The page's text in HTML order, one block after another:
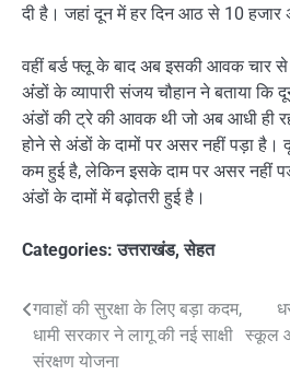
दी है। जहां दून में हर दिन आठ से 10 हजार
वहीं बर्ड फ्लू के बाद अब इसकी आवक चार से
अंंडों के व्यापारी संजय चौहान ने बताया
अंडों की ट्रे की आवक थी जो अब आधी ही
होने से अंडों के दामों पर असर नहीं पड़ा
कम हुई है, लेकिन इसके दाम पर असर नहीं
अंडों के दामों में बढ़ोतरी हुई है।
Categories:उत्तराखंड,सेहत
Post
navigation
गवाहों की सुरक्षा के लिए बड़ा कदम,
धामी सरकार ने लागू की नई साक्षी
संरक्षण योजना
स्कूल